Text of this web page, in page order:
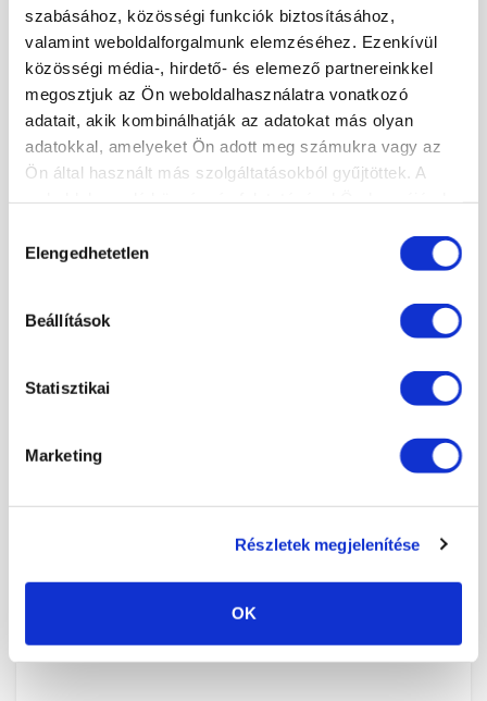
szabásához, közösségi funkciók biztosításához,
valamint weboldalforgalmunk elemzéséhez. Ezenkívül
közösségi média-, hirdető- és elemező partnereinkkel
megosztjuk az Ön weboldalhasználatra vonatkozó
adatait, akik kombinálhatják az adatokat más olyan
adatokkal, amelyeket Ön adott meg számukra vagy az
Ön által használt más szolgáltatásokból gyűjtöttek. A
kiválasztása
Elengedhetetlen
Beállítások
Statisztikai
Marketing
Részletek megjelenítése
OK